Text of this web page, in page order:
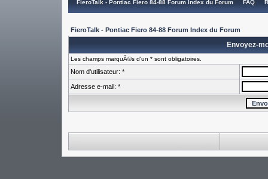
FieroTalk - Pontiac Fiero 84-88 Forum Index du Forum FAQ
FieroTalk - Pontiac Fiero 84-88 Forum Index du Forum
Envoyez-
Les champs marquÃ©s d'un * sont obligatoires.
Nom d'utilisateur: *
Adresse e-mail: *